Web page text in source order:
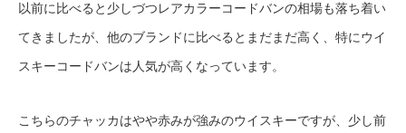
以前に比べると少しづつレアカラーコードバンの相場も落ち着い
てきましたが、他のブランドに比べるとまだまだ高く、特にウイ
スキーコードバンは人気が高くなっています。
こちらのチャッカはやや赤みが強みのウイスキーですが、少し前